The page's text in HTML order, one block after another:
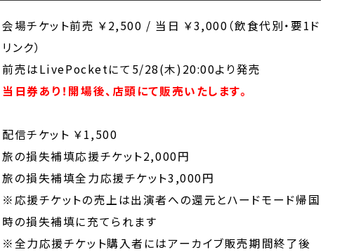
会場チケット前売 ￥2,500 / 当日 ￥3,000（飲食代別・要1ド
リンク）
前売はLivePocketにて5/28(木)20:00より発売
当日券あり！開場後、店頭にて販売いたします。
配信チケット ￥1,500
旅の損失補填応援チケット2,000円
旅の損失補填全力応援チケット3,000円
※応援チケットの売上は出演者への還元とハードモード帰国
時の損失補填に充てられます
※全力応援チケット購入者にはアーカイブ販売期間終了後